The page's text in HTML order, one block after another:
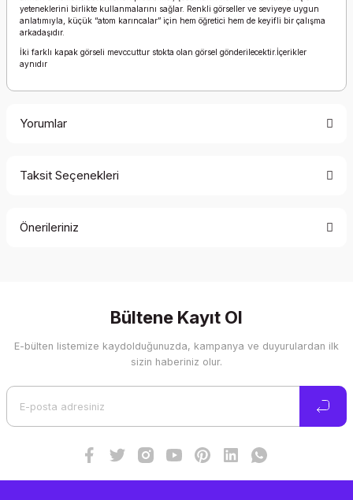
yeteneklerini birlikte kullanmalarını sağlar. Renkli görseller ve seviyeye uygun
anlatımıyla, küçük “atom karıncalar” için hem öğretici hem de keyifli bir çalışma
arkadaşıdır.
İki farklı kapak görseli mevccuttur stokta olan görsel gönderilecektir.İçerikler
aynıdır
Yorumlar
Taksit Seçenekleri
Önerileriniz
Görüş ve önerileriniz için teşekkür ederiz.
Ürün resmi kalitesiz, bozuk veya görüntülenemiyor.
Bültene Kayıt Ol
E-bülten listemize kaydolduğunuzda, kampanya ve duyurulardan ilk
sizin haberiniz olur.